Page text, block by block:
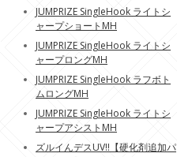
JUMPRIZE SingleHook ライトシ
ャープショートMH
JUMPRIZE SingleHook ライトシ
ャープロングMH
JUMPRIZE SingleHook ラフボト
ムロングMH
JUMPRIZE SingleHook ライトシ
ャープアシストMH
ズルイんデスUV!!【硬化剤追加パ